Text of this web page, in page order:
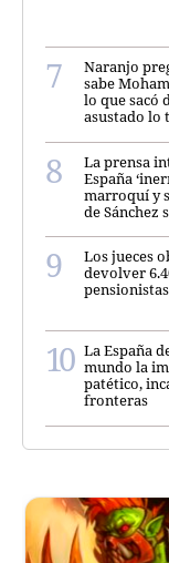
Naranjo
sabe
lo que sacó
asustado lo
La prensa
España
marroquí y
de Sánchez
Los jueces
devolver
pensionistas
La España
mundo la
patético,
fronteras